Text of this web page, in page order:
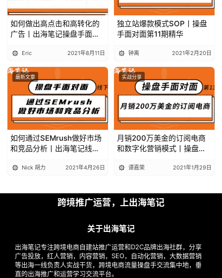
如何做出高点击和高转化的
广告丨出海笔记操盘手面对
Eric 2021年8月11日
独立站爆款模式SOP丨操盘
手面对面第11期精华
钟离 2021年2月20日
最新文章
如何通过SEMrush做好市场
和竞品分析丨出海笔记线下
Nick 胡力 2021年4月26日
实战分享
月销200万美金的订阅电商
和数字化营销模式丨操盘手
谭嘉荣 2021年1月29日
跨境推广运营，上出海笔记
关于出海笔记
出海笔记专注跨境电商自建站推广运营和D2C品牌出海社群，分享
广告投放，红人营销，内容营销，SEO，自动化营销，大数据营销
等出海一线负责人实战干货，跨境电商流量操盘手交流集中地，垂
直的出海推广和运营学习交流平台。